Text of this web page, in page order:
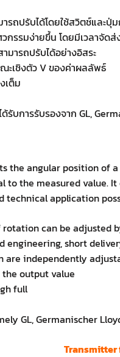
รถปรับได้โดยใช้สวิตช์และปุ่
วกรรมง่ายขึ้น โดยมีเวลาจัด
มารถปรับได้อย่างอิสระ
ะเชิงตัว V ของค่าผลลัพธ์
เต็ม
ด้รับการรับรองจาก GL,
the angular position
the measured value.
technical application
rotation can be adjusted
engineering, short
are independently
output value
full
GL, Germanischer